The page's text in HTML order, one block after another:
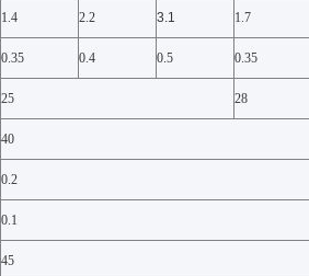
1.4 2.2 3.1 1.7
0.35 0.4 0.5 0.35
25 28
40
0.2
0.1
45